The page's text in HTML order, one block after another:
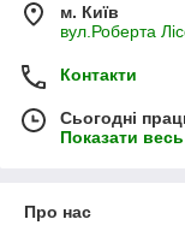
м. Київ
вул.Роберта
Контакти
Сьогодні
Показати
Про нас